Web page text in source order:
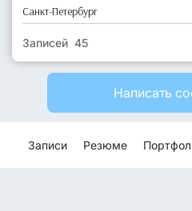
Санкт-Петербург
Записей 45
Написать
Записи Резюме